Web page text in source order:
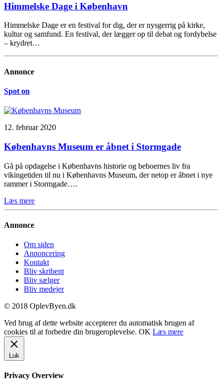
Himmelske Dage i København
Himmelske Dage er en festival for dig, der er nysgerrig på kirke,
kultur og samfund. En festival, der lægger op til debat og fordybelse
– krydret…
Annonce
Spot on
12. februar 2020
Københavns Museum er åbnet i Stormgade
Gå på opdagelse i Københavns historie og beboernes liv fra
vikingetiden til nu i Københavns Museum, der netop er åbnet i nye
rammer i Stormgade….
Læs mere
Annonce
Om siden
Annoncering
Kontakt
Bliv skribent
Bliv sælger
Bliv medejer
© 2018 OplevByen.dk
Ved brug af dette website accepterer du automatisk brugen af
cookies til at forbedre din brugeroplevelse. OK Læs mere
Luk
Privacy Overview